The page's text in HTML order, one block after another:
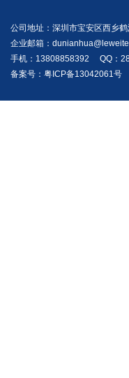
公司地址：深圳市宝安区西乡
企业邮箱：
手机：13808858392 QQ：
备案号：粤ICP备13042061号